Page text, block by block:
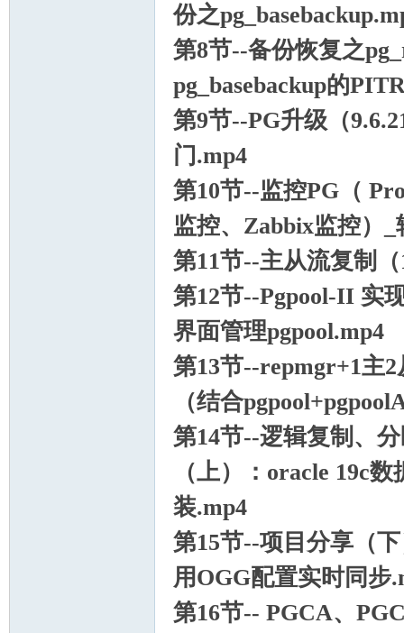
份之
第8节--备份恢复之
pg_basebackup的
第9节--PG升级（
门.mp4
第10节--监控PG（
监控、Zabbix监控）_
第11节--主从流复制
第12节--Pgpool-II 实
界面管理pgpool.mp4
第13节--repmgr+1主
（结合
第14节--逻辑复制、
（上）：oracle 19c
装.mp4
第15节--项目分享（
用OGG配置实时同步
第16节-- PGCA、